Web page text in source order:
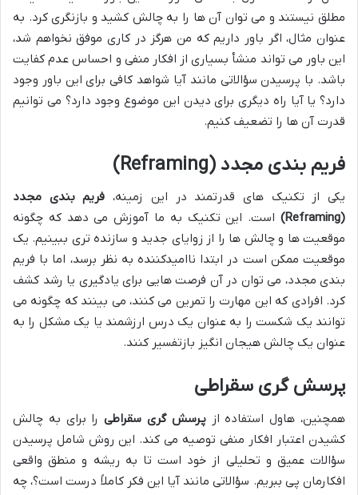
مطلق نیستند و می توان آن ها را به چالش کشید و بازنگری کرد. به
عنوان مثال، اگر باور داریم که من هرگز در کاری موفق نخواهم شد،
این باور می تواند منشأ بسیاری از افکار منفی و احساس عدم کفایت
باشد. با پرسیدن سؤالاتی مانند آیا شواهد کافی برای این باور وجود
دارد؟ یا آیا راه دیگری برای دیدن این موضوع وجود دارد؟ می توانیم
قدرت آن ها را تضعیف کنیم.
فریم بندی مجدد (Reframing)
یکی از تکنیک های قدرتمند در این زمینه، فریم بندی مجدد
(Reframing)
است. این تکنیک به ما آموزش می دهد که چگونه
موقعیت ها و چالش ها را از زوایای جدید و سازنده تری ببینیم. یک
موقعیت ممکن است در ابتدا ناامیدکننده به نظر برسد، اما با فریم
بندی مجدد، می توان در آن فرصت هایی برای یادگیری یا رشد کشف
کرد. افرادی که این مهارت را تمرین می کنند، می بینند که چگونه می
توانند یک شکست را به عنوان یک درس ارزشمند یا یک مشکل را به
عنوان یک چالش هیجان انگیز بازتفسیر کنند.
پرسش گری سقراطی
همچنین، هاول استفاده ازپرسش گری سقراطیرا برای به چالش
کشیدن اعتبار افکار منفی توصیه می کند. این روش شامل پرسیدن
سؤالات عمیق و تحلیلی از خود است تا به ریشه و منطق واقعی
افکارمان پی ببریم. سؤالاتی مانند آیا این فکر کاملاً درست است؟، چه